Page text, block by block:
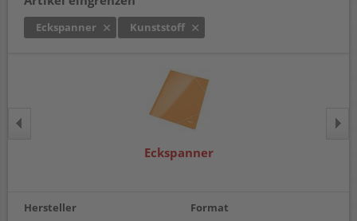
Eckspanner Kunststoff
Eckspanner
Hersteller Format